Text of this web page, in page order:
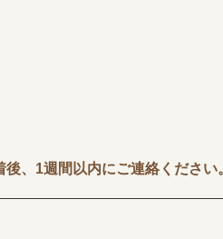
、1週間以内にご連絡ください